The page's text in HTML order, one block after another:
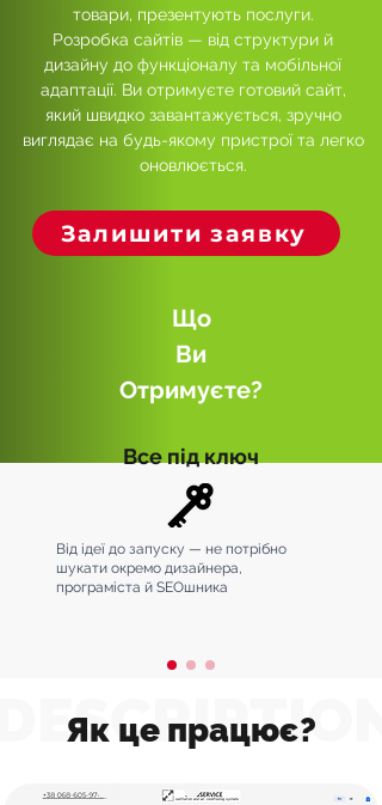
товари, презентують послуги.
Розробка сайтів — від структури й
дизайну до функціоналу та мобільної
адаптації. Ви отримуєте готовий сайт,
який швидко завантажується, зручно
виглядає на будь-якому пристрої та легко
оновлюється.
Залишити заявку
Що
Ви
Отримуєте?
Все під ключ
Від ідеї до запуску — не потрібно
шукати окремо дизайнера,
програміста й SEOшника
Як це працює?